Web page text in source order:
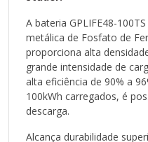
04 baterias de
economia em novas
transporte, em casos
regiões muito distantes.
Para sistemas híbridos,
energia produzida em
barata) para utilizar
(tarifa mais cara),
A bateria GPLIFE48-
metálica de Fosfato de
proporciona alta
grande intensidade de
alta eficiência de 90% a
100kWh carregados, é
descarga.
Alcança durabilidade